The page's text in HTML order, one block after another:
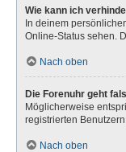
Wie kann ich
In deinem
Online-Status sehen.
Nach oben
Die Forenuhr geht
Möglicherweise
registrierten
Nach oben